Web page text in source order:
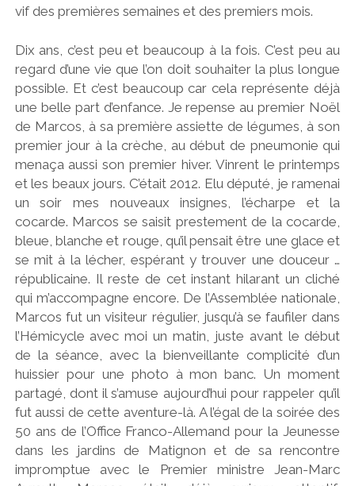
vif des premières semaines et des premiers mois.
Dix ans, c’est peu et beaucoup à la fois. C’est peu au
regard d’une vie que l’on doit souhaiter la plus longue
possible. Et c’est beaucoup car cela représente déjà
une belle part d’enfance. Je repense au premier Noël
de Marcos, à sa première assiette de légumes, à son
premier jour à la crèche, au début de pneumonie qui
menaça aussi son premier hiver. Vinrent le printemps
et les beaux jours. C’était 2012. Elu député, je ramenai
un soir mes nouveaux insignes, l’écharpe et la
cocarde. Marcos se saisit prestement de la cocarde,
bleue, blanche et rouge, qu’il pensait être une glace et
se mit à la lécher, espérant y trouver une douceur …
républicaine. Il reste de cet instant hilarant un cliché
qui m’accompagne encore. De l’Assemblée nationale,
Marcos fut un visiteur régulier, jusqu’à se faufiler dans
l’Hémicycle avec moi un matin, juste avant le début
de la séance, avec la bienveillante complicité d’un
huissier pour une photo à mon banc. Un moment
partagé, dont il s’amuse aujourd’hui pour rappeler qu’il
fut aussi de cette aventure-là. A l’égal de la soirée des
50 ans de l’Office Franco-Allemand pour la Jeunesse
dans les jardins de Matignon et de sa rencontre
impromptue avec le Premier ministre Jean-Marc